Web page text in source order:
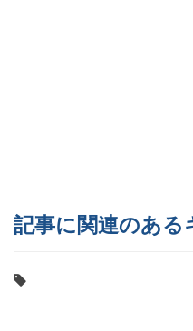
記事に関連のある